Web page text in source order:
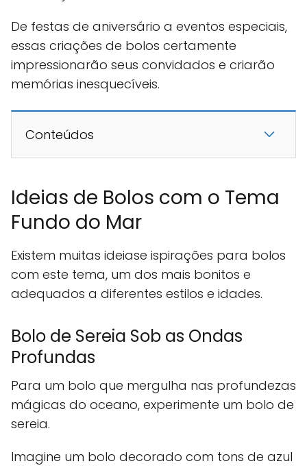
De festas de aniversário a eventos especiais,
essas criações de bolos certamente
impressionarão seus convidados e criarão
memórias inesquecíveis.
Conteúdos
Ideias de Bolos com o Tema
Fundo do Mar
Existem muitas ideiase ispirações para bolos
com este tema, um dos mais bonitos e
adequados a diferentes estilos e idades.
Bolo de Sereia Sob as Ondas
Profundas
Para um bolo que mergulha nas profundezas
mágicas do oceano, experimente um bolo de
sereia.
Imagine um bolo decorado com tons de azul